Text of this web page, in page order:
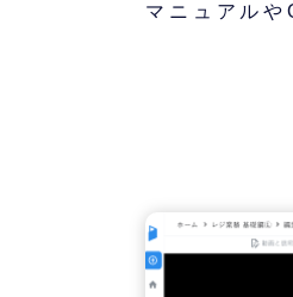
マニュアル